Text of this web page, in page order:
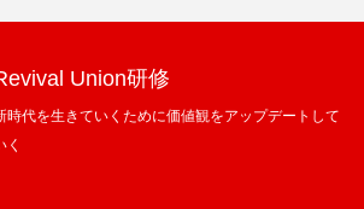
Union研修
時代を生きていくために価値観をアップデートして
く